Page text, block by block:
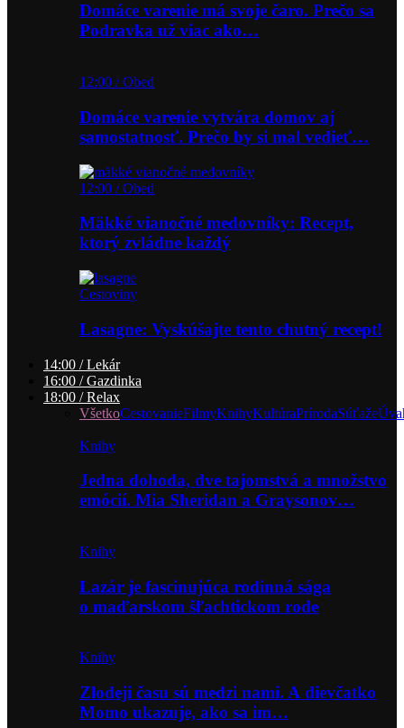
Domáce varenie má svoje čaro. Prečo sa
Podravka už viac ako…
12:00 / Obed
Domáce varenie vytvára domov aj
samostatnosť. Prečo by si mal vedieť…
12:00 / Obed
Mäkké vianočné medovníky: Recept,
ktorý zvládne každý
Cestoviny
Lasagne: Vyskúšajte tento chutný recept!
14:00 / Lekár
16:00 / Gazdinka
18:00 / Relax
VšetkoCestovanieFilmyKnihyKultúraPrírodaSúťaže
Knihy
Jedna dohoda, dve tajomstvá a množstvo
emócií. Mia Sheridan a Graysonov…
Knihy
Lazár je fascinujúca rodinná sága
o maďarskom šľachtickom rode
Knihy
Zlodeji času sú medzi nami. A dievčatko
Momo ukazuje, ako sa im…